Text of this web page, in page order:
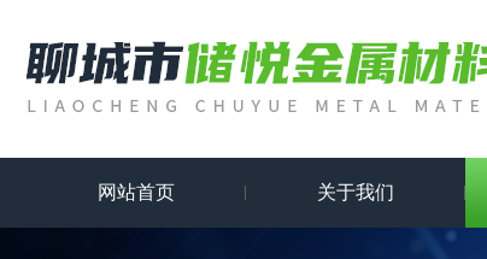
网站首页 关于我们